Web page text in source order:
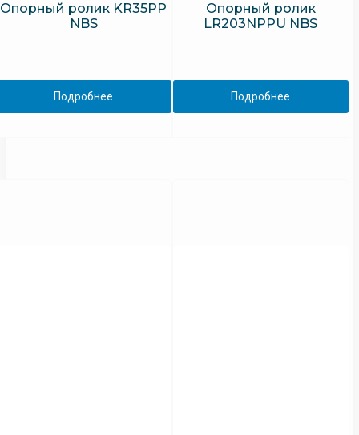
Опорный ролик KR35PP
NBS
Подробнее
Опорный ролик
LR203NPPU NBS
Подробнее